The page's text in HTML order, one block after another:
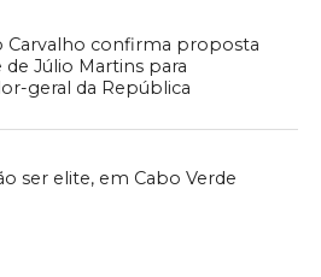
Carvalho confirma proposta
Júlio Martins para
geral da República
ser elite, em Cabo Verde